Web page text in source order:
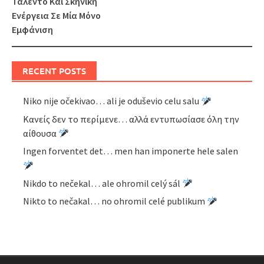
Ενέργεια Σε Μία Μόνο
Εμφάνιση
RECENT POSTS
Niko nije očekivao… ali je oduševio celu salu
Κανείς δεν το περίμενε… αλλά εντυπωσίασε όλη την
αίθουσα
Ingen forventet det… men han imponerte hele salen
Nikdo to nečekal… ale ohromil celý sál
Nikto to nečakal… no ohromil celé publikum